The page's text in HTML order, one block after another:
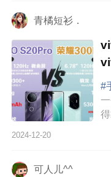
青橘短衫．
#
2024-12-20
可人儿^^